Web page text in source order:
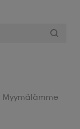
Myymälämme